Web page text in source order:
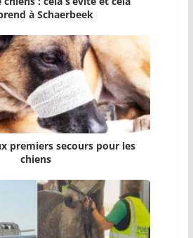
à Schaerbeek
premiers secours pour les
chiens